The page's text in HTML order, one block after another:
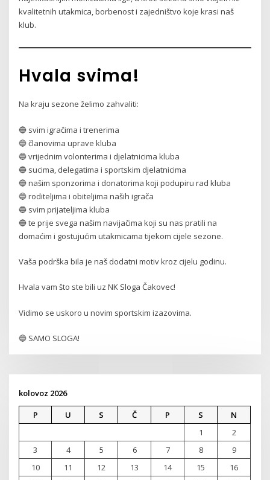
kvalitetnih utakmica, borbenost i zajedništvo koje krasi naš
klub.
Hvala svima!
Na kraju sezone želimo zahvaliti:
🔵 svim igračima i trenerima
🔵 članovima uprave kluba
🔵 vrijednim volonterima i djelatnicima kluba
🔵 sucima, delegatima i sportskim djelatnicima
🔵 našim sponzorima i donatorima koji podupiru rad kluba
🔵 roditeljima i obiteljima naših igrača
🔵 svim prijateljima kluba
🔵 te prije svega našim navijačima koji su nas pratili na
domaćim i gostujućim utakmicama tijekom cijele sezone.
Vaša podrška bila je naš dodatni motiv kroz cijelu godinu.
Hvala vam što ste bili uz NK Sloga Čakovec!
Vidimo se uskoro u novim sportskim izazovima.
🔵 SAMO SLOGA!
kolovoz 2026
P
U S Č P S
N
1
2
3
4 5 6 7 8
9
10
11 12 13 14 15
16